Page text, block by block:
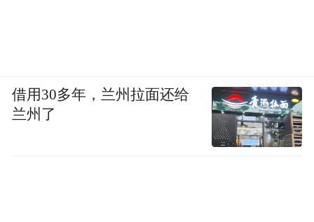
借用30多年，兰州拉面还给
兰州了